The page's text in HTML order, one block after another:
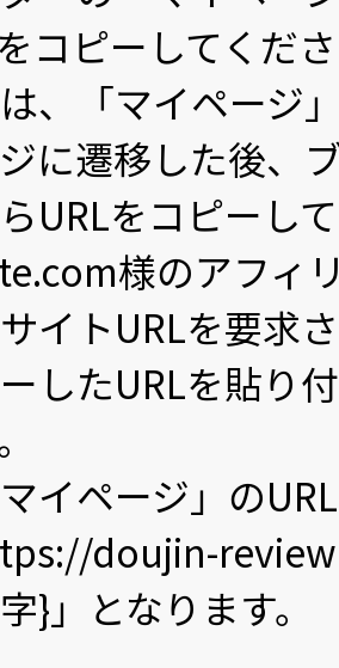
コピーしてくだ
、「マイページ
に遷移した後、
URLをコピーし
様のアフィ
イトURLを要求
したURLを貼り
イページ」の
doujin-
}」となります。